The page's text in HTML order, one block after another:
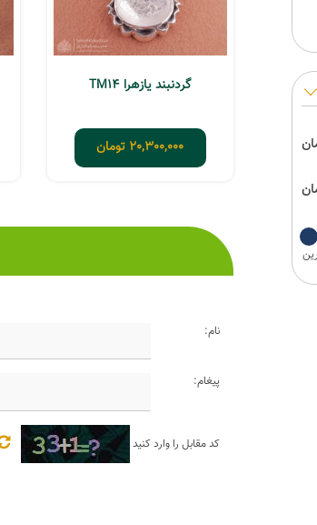
گردنبند یازهرا TM14
20,300,000 تومان
نام:
پیغام:
کد مقابل را وارد کنید